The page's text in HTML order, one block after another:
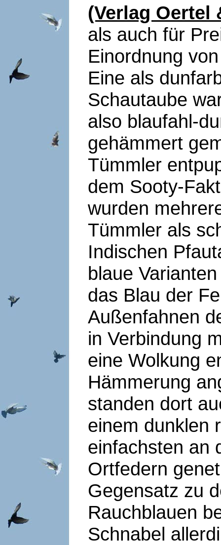
(Verlag Oertel
als auch für
Einordnung
Eine als
Schautaube
also blaufahl-
gehämmert
Tümmler
dem Sooty-
wurden
Tümmler als
Indischen
blaue
das Blau der
Außenfahnen
in Verbindung
eine Wolkung
Hämmerung
standen dort
einem dunklen
einfachsten an
Ortfedern
Gegensatz zu
Rauchblauen
Schnabel